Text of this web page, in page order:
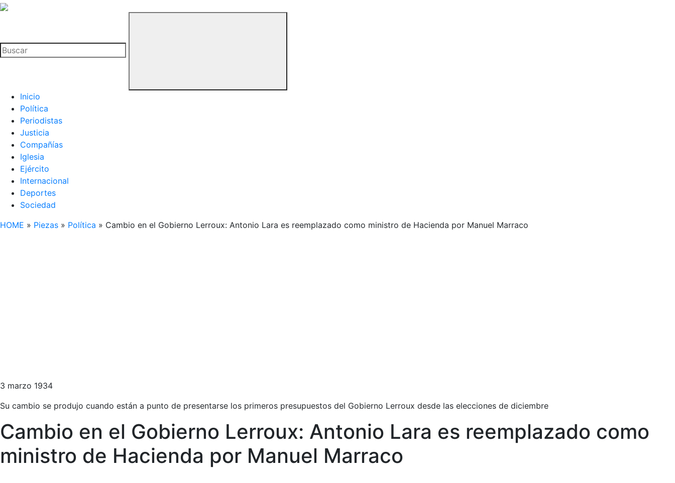
La
Buitre
Inicio
Política
Periodistas
Justicia
Compañías
Iglesia
Ejército
Internacional
Deportes
Sociedad
HOME » Piezas » Política » Cambio en el Gobierno Lerroux: Antonio Lara es reemplazado como ministro de Hacienda por Manuel Marraco
3 marzo 1934
Su cambio se produjo cuando están a punto de presentarse los primeros presupuestos del Gobierno Lerroux desde las elecciones de diciembre
Cambio en el Gobierno Lerroux: Antonio Lara es reemplazado como
ministro de Hacienda por Manuel Marraco